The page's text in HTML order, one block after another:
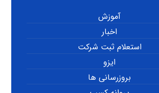
آموزش
اخبار
استعلام ثبت شرکت
ایزو
بروزرسانی ها